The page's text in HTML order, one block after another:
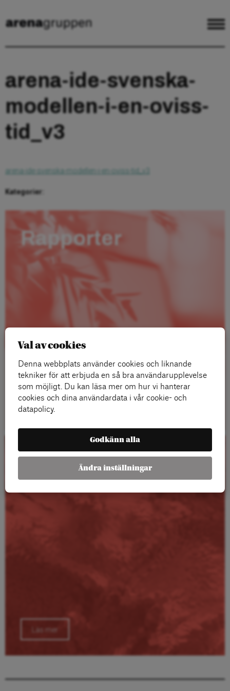
arena-ide-svenska-
modellen-i-en-oviss-
tid_v3
arena-ide-svenska-modellen-i-en-oviss-tid_v3
Kategorier:
Rapporter
Läs mer
Kalender
Läs mer
Val av cookies
Denna webbplats använder cookies och liknande
tekniker för att erbjuda en så bra användarupplevelse
som möjligt. Du kan läsa mer om hur vi hanterar
cookies och dina användardata i vår cookie- och
datapolicy.
Godkänn alla
Ändra inställningar